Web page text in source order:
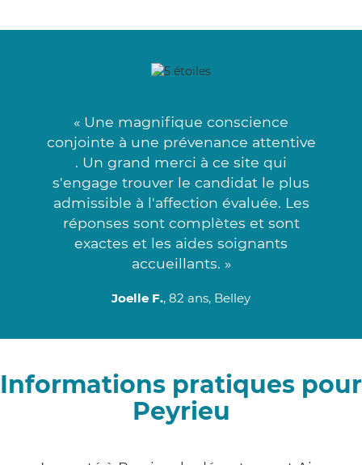
« Une magnifique conscience
conjointe à une prévenance attentive
. Un grand merci à ce site qui
s'engage trouver le candidat le plus
admissible à l'affection évaluée. Les
réponses sont complètes et sont
exactes et les aides soignants
accueillants. »
Joelle F., 82 ans, Belley
Informations pratiques pour
Peyrieu